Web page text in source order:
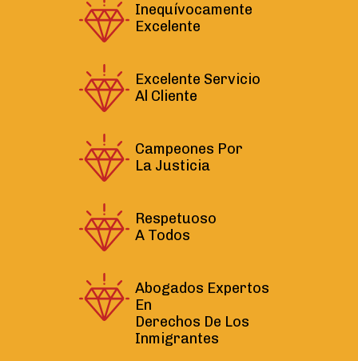
Inequívocamente
Excelente
Excelente Servicio
Al Cliente
Campeones Por
La Justicia
Respetuoso
A Todos
Abogados Expertos
En
Derechos De Los
Inmigrantes